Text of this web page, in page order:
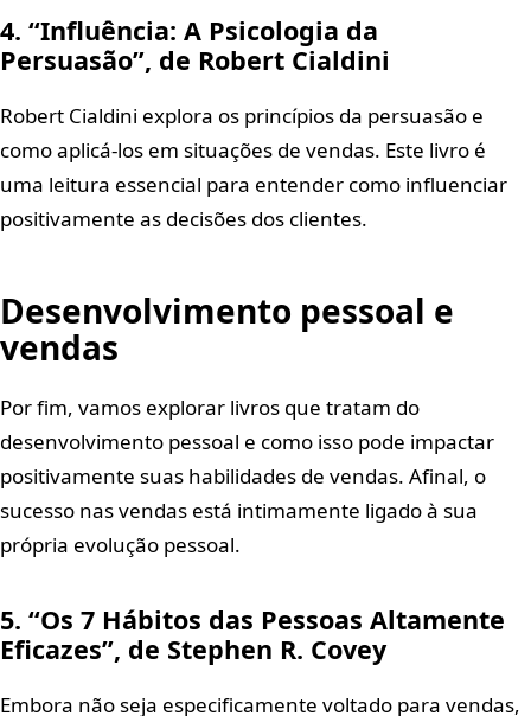
4. “Influência: A Psicologia da
Persuasão”, de Robert Cialdini
Robert Cialdini explora os princípios da persuasão e
como aplicá-los em situações de vendas. Este livro é
uma leitura essencial para entender como influenciar
positivamente as decisões dos clientes.
Desenvolvimento pessoal e
vendas
Por fim, vamos explorar livros que tratam do
desenvolvimento pessoal e como isso pode impactar
positivamente suas habilidades de vendas. Afinal, o
sucesso nas vendas está intimamente ligado à sua
própria evolução pessoal.
5. “Os 7 Hábitos das Pessoas Altamente
Eficazes”, de Stephen R. Covey
Embora não seja especificamente voltado para vendas,